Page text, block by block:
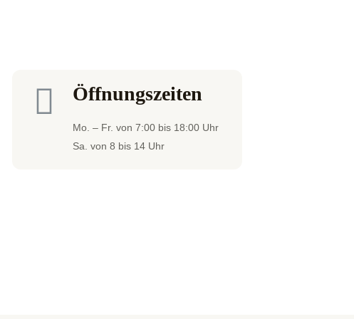
Öffnungszeiten
Mo. – Fr. von 7:00 bis 18:00 Uhr
Sa. von 8 bis 14 Uhr